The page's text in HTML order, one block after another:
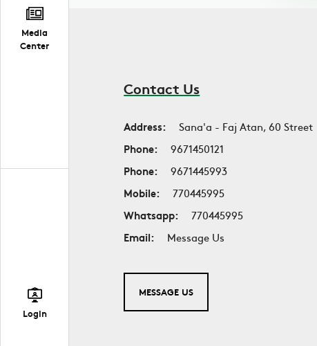
Media
Center
Login
Contact Us
Address:
Sana'a - Faj Atan, 60 Street
Phone:
9671450121
Phone:
9671445993
Mobile:
770445995
Whatsapp:
770445995
Email:
Message Us
MESSAGE US